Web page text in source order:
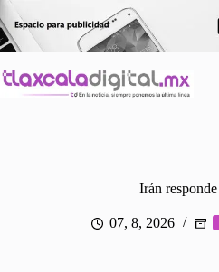
Saltar
al
contenido
Irán responde
07, 8, 2026